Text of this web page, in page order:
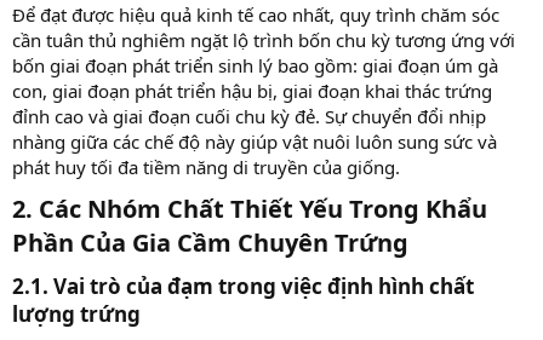
Để đạt được hiệu quả kinh tế cao nhất, quy trình chăm sóc
cần tuân thủ nghiêm ngặt lộ trình bốn chu kỳ tương ứng với
bốn giai đoạn phát triển sinh lý bao gồm: giai đoạn úm gà
con, giai đoạn phát triển hậu bị, giai đoạn khai thác trứng
đỉnh cao và giai đoạn cuối chu kỳ đẻ. Sự chuyển đổi nhịp
nhàng giữa các chế độ này giúp vật nuôi luôn sung sức và
phát huy tối đa tiềm năng di truyền của giống.
2. Các Nhóm Chất Thiết Yếu Trong Khẩu
Phần Của Gia Cầm Chuyên Trứng​
2.1. Vai trò của đạm trong việc định hình chất
lượng trứng​